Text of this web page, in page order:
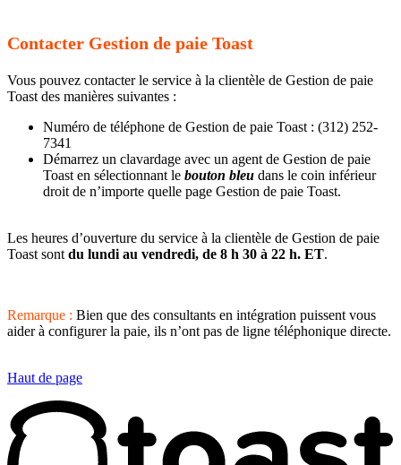
Contacter Gestion de paie Toast
Vous pouvez contacter le service à la clientèle de Gestion de paie
Toast des manières suivantes :
Numéro de téléphone de Gestion de paie Toast : (312) 252-
7341
Démarrez un clavardage avec un agent de Gestion de paie
Toast en sélectionnant le bouton bleu dans le coin inférieur
droit de n’importe quelle page Gestion de paie Toast.
Les heures d’ouverture du service à la clientèle de Gestion de paie
Toast sont du lundi au vendredi, de 8 h 30 à 22 h. ET.
Remarque : Bien que des consultants en intégration puissent vous
aider à configurer la paie, ils n’ont pas de ligne téléphonique directe.
Haut de page